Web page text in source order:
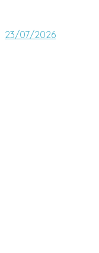
23/07/2026